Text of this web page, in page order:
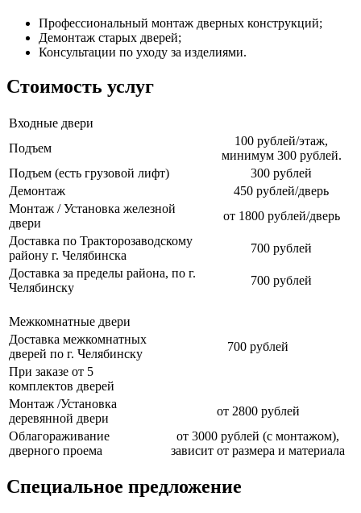
Профессиональный монтаж дверных конструкций;
Демонтаж старых дверей;
Консультации по уходу за изделиями.
Стоимость услуг
Входные двери
Подъем
100 рублей/этаж,
минимум 300 рублей.
Подъем (есть грузовой лифт)
300 рублей
Демонтаж
450 рублей/дверь
Монтаж / Установка железной
двери
от 1800 рублей/дверь
Доставка по Тракторозаводскому
району г. Челябинска
700 рублей
Доставка за пределы района, по г.
Челябинску
700 рублей
Межкомнатные двери
Доставка межкомнатных
дверей по г. Челябинску
700 рублей
При заказе от 5
комплектов дверей
Монтаж /Установка
деревянной двери
от 2800 рублей
Облагораживание
дверного проема
от 3000 рублей (с монтажом),
зависит от размера и материала
Специальное предложение